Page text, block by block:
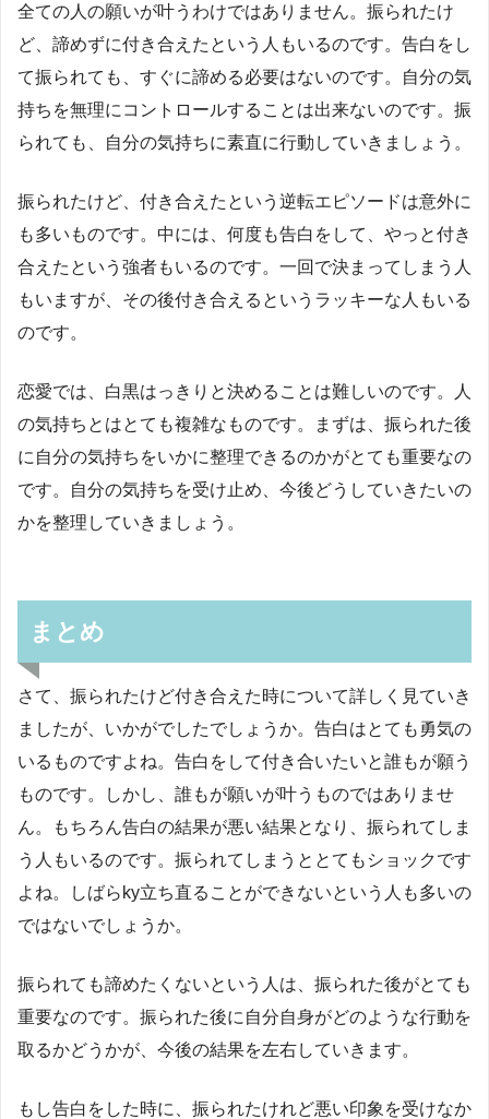
全ての人の願いが叶うわけではありません。振られたけ
ど、諦めずに付き合えたという人もいるのです。告白をし
て振られても、すぐに諦める必要はないのです。自分の気
持ちを無理にコントロールすることは出来ないのです。振
られても、自分の気持ちに素直に行動していきましょう。
振られたけど、付き合えたという逆転エピソードは意外に
も多いものです。中には、何度も告白をして、やっと付き
合えたという強者もいるのです。一回で決まってしまう人
もいますが、その後付き合えるというラッキーな人もいる
のです。
恋愛では、白黒はっきりと決めることは難しいのです。人
の気持ちとはとても複雑なものです。まずは、振られた後
に自分の気持ちをいかに整理できるのかがとても重要なの
です。自分の気持ちを受け止め、今後どうしていきたいの
かを整理していきましょう。
まとめ
さて、振られたけど付き合えた時について詳しく見ていき
ましたが、いかがでしたでしょうか。告白はとても勇気の
いるものですよね。告白をして付き合いたいと誰もが願う
ものです。しかし、誰もが願いが叶うものではありませ
ん。もちろん告白の結果が悪い結果となり、振られてしま
う人もいるのです。振られてしまうととてもショックです
よね。しばらky立ち直ることができないという人も多いの
ではないでしょうか。
振られても諦めたくないという人は、振られた後がとても
重要なのです。振られた後に自分自身がどのような行動を
取るかどうかが、今後の結果を左右していきます。
もし告白をした時に、振られたけれど悪い印象を受けなか